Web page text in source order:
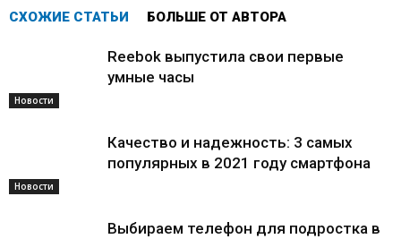
СХОЖИЕ СТАТЬИ БОЛЬШЕ ОТ АВТОРА
Новости
Reebok выпустила свои первые
умные часы
Новости
Качество и надежность: 3 самых
популярных в 2021 году смартфона
Выбираем телефон для подростка в